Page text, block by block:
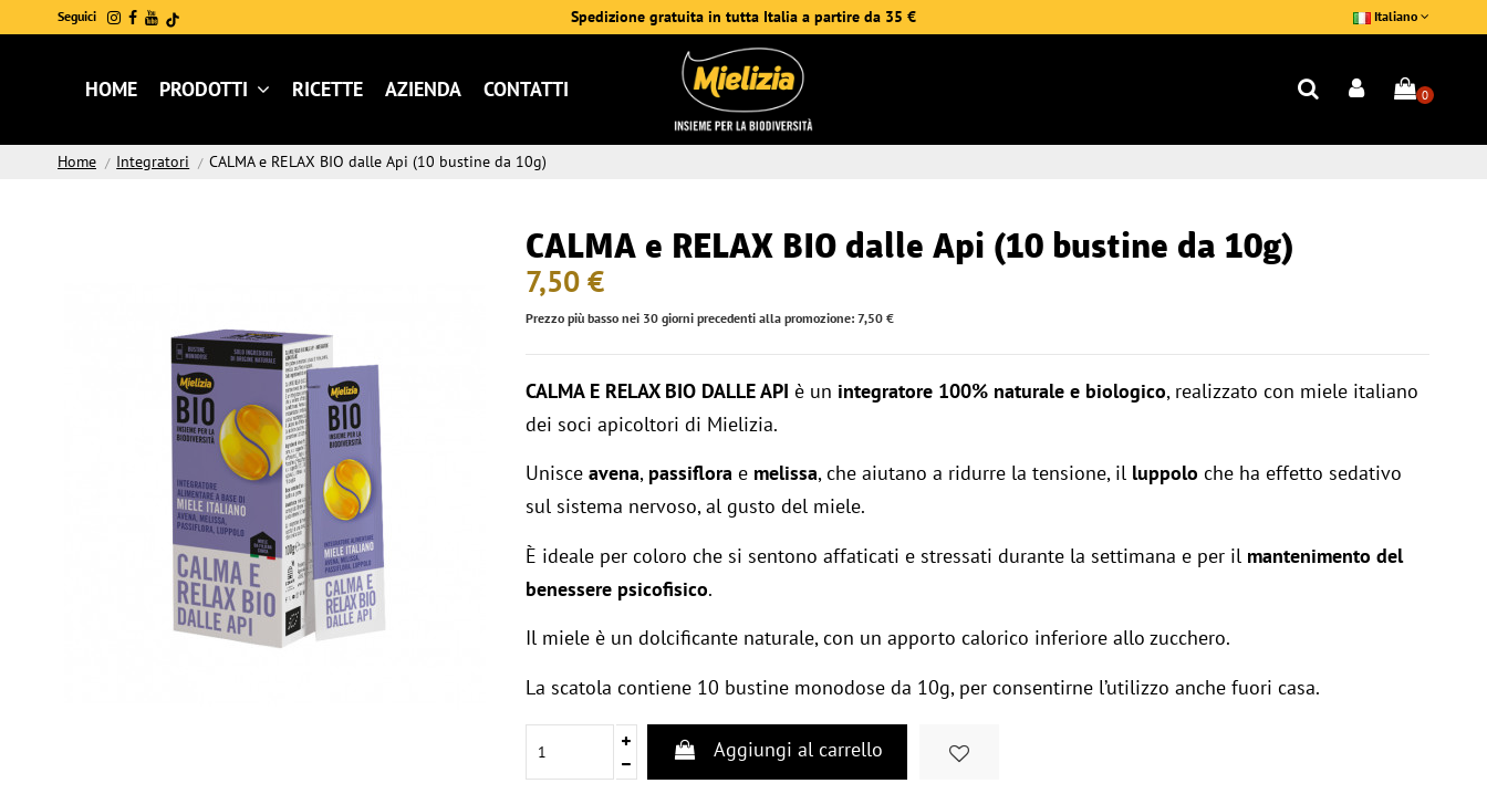
Seguici Spedizione gratuita in tutta Italia a partire da 35 € Italiano
HOME PRODOTTI RICETTE AZIENDA CONTATTI 0
Home Integratori CALMA e RELAX BIO dalle Api (10 bustine da 10g)
CALMA e RELAX BIO dalle Api (10 bustine da 10g)
7,50 €
Prezzo più basso nei 30 giorni precedenti alla promozione: 7,50 €
CALMA E RELAX BIO DALLE API è un integratore 100% naturale e biologico, realizzato con miele italiano
dei soci apicoltori di Mielizia.
Unisceavena, passiflora e melissa, che aiutano a ridurre la tensione, il luppolo che ha effetto sedativo
sul sistema nervoso, al gusto del miele.
È ideale per coloro che si sentono affaticati e stressati durante la settimana e per il mantenimento del
benessere psicofisico.
Il miele è un dolcificante naturale, con un apporto calorico inferiore allo zucchero.
La scatola contiene 10 bustine monodose da 10g, per consentirne l’utilizzo anche fuori casa.
Aggiungi al carrello